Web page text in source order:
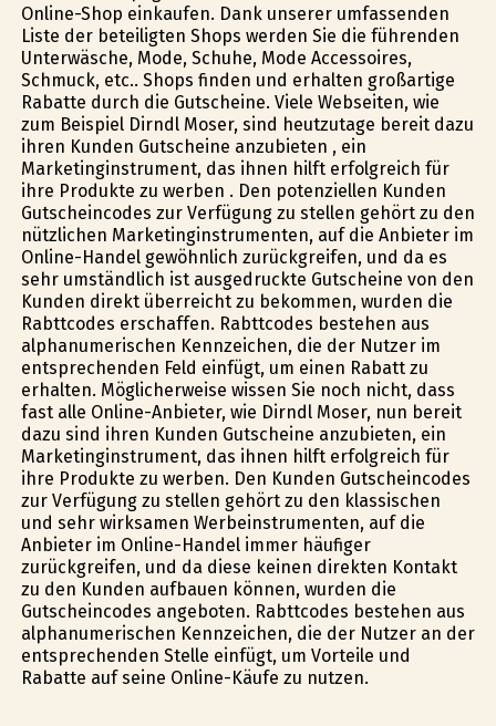
Online-Shop einkaufen. Dank unserer umfassenden
Liste der beteiligten Shops werden Sie die führenden
Unterwäsche, Mode, Schuhe, Mode Accessoires,
Schmuck, etc.. Shops finden und erhalten großartige
Rabatte durch die Gutscheine. Viele Webseiten, wie
zum Beispiel Dirndl Moser, sind heutzutage bereit dazu
ihren Kunden Gutscheine anzubieten , ein
Marketinginstrument, das ihnen hilft erfolgreich für
ihre Produkte zu werben . Den potenziellen Kunden
Gutscheincodes zur Verfügung zu stellen gehört zu den
nützlichen Marketinginstrumenten, auf die Anbieter im
Online-Handel gewöhnlich zurückgreifen, und da es
sehr umständlich ist ausgedruckte Gutscheine von den
Kunden direkt überreicht zu bekommen, wurden die
Rabttcodes erschaffen. Rabttcodes bestehen aus
alphanumerischen Kennzeichen, die der Nutzer im
entsprechenden Feld einfügt, um einen Rabatt zu
erhalten. Möglicherweise wissen Sie noch nicht, dass
fast alle Online-Anbieter, wie Dirndl Moser, nun bereit
dazu sind ihren Kunden Gutscheine anzubieten, ein
Marketinginstrument, das ihnen hilft erfolgreich für
ihre Produkte zu werben. Den Kunden Gutscheincodes
zur Verfügung zu stellen gehört zu den klassischen
und sehr wirksamen Werbeinstrumenten, auf die
Anbieter im Online-Handel immer häufiger
zurückgreifen, und da diese keinen direkten Kontakt
zu den Kunden aufbauen können, wurden die
Gutscheincodes angeboten. Rabttcodes bestehen aus
alphanumerischen Kennzeichen, die der Nutzer an der
entsprechenden Stelle einfügt, um Vorteile und
Rabatte auf seine Online-Käufe zu nutzen.